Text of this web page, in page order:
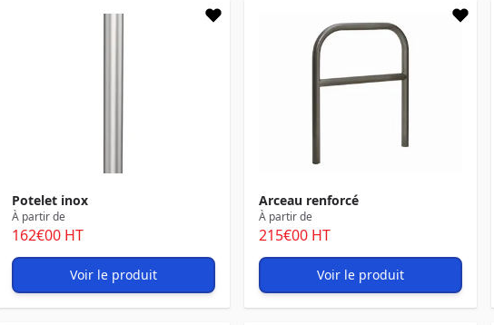
Potelet inox
À partir de
162€00 HT
Voir le produit
Arceau renforcé
À partir de
215€00 HT
Voir le produit